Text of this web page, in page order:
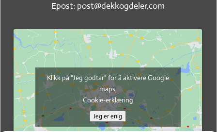
Epost: post@dekkogdeler.com
Klikk på "Jeg godtar" for å aktivere Google
maps
Cookie-erklæring
Jeg er enig